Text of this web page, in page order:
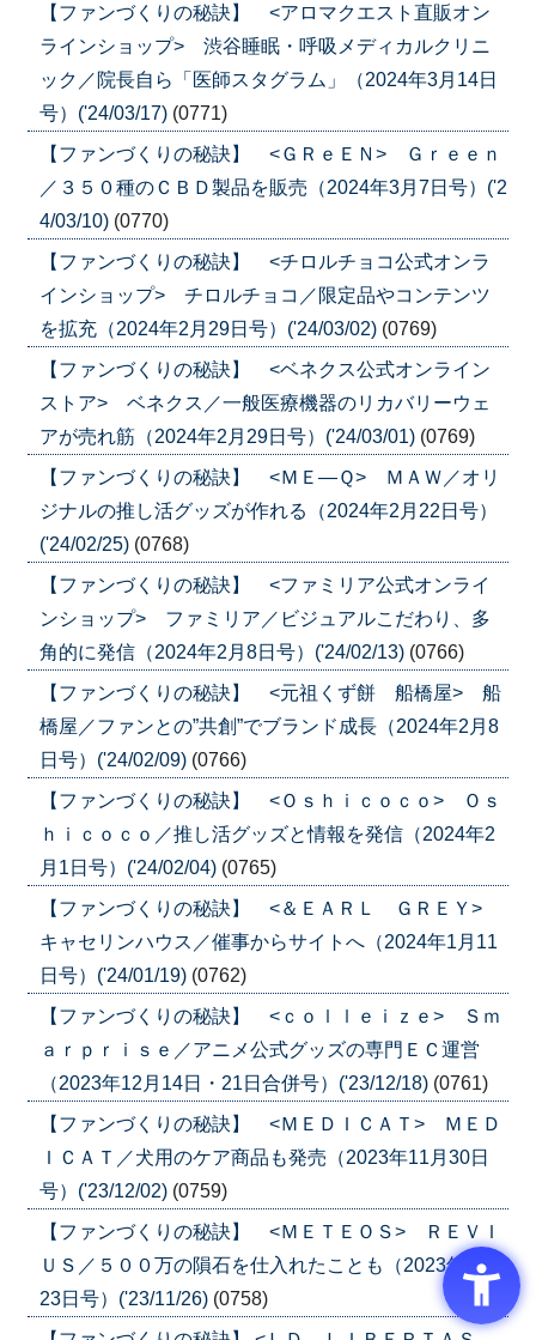
【ファンづくりの秘訣】 <アロマクエスト直販オン
ラインショップ> 渋谷睡眠・呼吸メディカルクリニ
ック／院長自ら「医師スタグラム」（2024年3月14日
号）('24/03/17) (0771)
【ファンづくりの秘訣】 <ＧＲｅＥＮ> Ｇｒｅｅｎ
／３５０種のＣＢＤ製品を販売（2024年3月7日号）('2
4/03/10) (0770)
【ファンづくりの秘訣】 <チロルチョコ公式オンラ
インショップ> チロルチョコ／限定品やコンテンツ
を拡充（2024年2月29日号）('24/03/02) (0769)
【ファンづくりの秘訣】 <ベネクス公式オンライン
ストア> ベネクス／一般医療機器のリカバリーウェ
アが売れ筋（2024年2月29日号）('24/03/01) (0769)
【ファンづくりの秘訣】 <ＭＥ―Ｑ> ＭＡＷ／オリ
ジナルの推し活グッズが作れる（2024年2月22日号）
('24/02/25) (0768)
【ファンづくりの秘訣】 <ファミリア公式オンライ
ンショップ> ファミリア／ビジュアルこだわり、多
角的に発信（2024年2月8日号）('24/02/13) (0766)
【ファンづくりの秘訣】 <元祖くず餅 船橋屋> 船
橋屋／ファンとの”共創”でブランド成長（2024年2月8
日号）('24/02/09) (0766)
【ファンづくりの秘訣】 <Ｏｓｈｉｃｏｃｏ> Ｏｓ
ｈｉｃｏｃｏ／推し活グッズと情報を発信（2024年2
月1日号）('24/02/04) (0765)
【ファンづくりの秘訣】 <＆ＥＡＲＬ ＧＲＥＹ>
キャセリンハウス／催事からサイトへ（2024年1月11
日号）('24/01/19) (0762)
【ファンづくりの秘訣】 <ｃｏｌｌｅｉｚｅ> Ｓｍ
ａｒｐｒｉｓｅ／アニメ公式グッズの専門ＥＣ運営
（2023年12月14日・21日合併号）('23/12/18) (0761)
【ファンづくりの秘訣】 <ＭＥＤＩＣＡＴ> ＭＥＤ
ＩＣＡＴ／犬用のケア商品も発売（2023年11月30日
号）('23/12/02) (0759)
【ファンづくりの秘訣】 <ＭＥＴＥＯＳ> ＲＥＶＩ
ＵＳ／５００万の隕石を仕入れたことも（2023年11月
23日号）('23/11/26) (0758)